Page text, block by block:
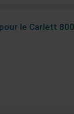
le Carlett 800